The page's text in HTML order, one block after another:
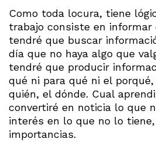
Como toda locura, tiene
trabajo consiste en informar
tendré que buscar
día que no haya algo que
tendré que producir
qué ni para qué ni el
quién, el dónde. Cual
convertiré en noticia lo que
interés en lo que no lo
importancias.